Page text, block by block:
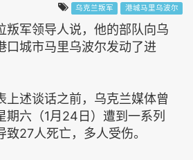
乌克兰叛军 港城马里乌波尔
叛军领导人说，他的部队向乌
口城市马里乌波尔发动了进
上述谈话之前，乌克兰媒体曾
期六（1月24日）遭到一系列
27人死亡，多人受伤。